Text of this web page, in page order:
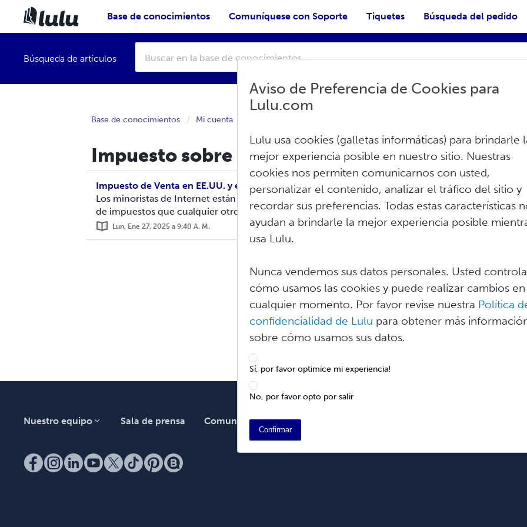
Base de conocimientos Comuníquese con Soporte Tiquetes Búsqueda del pedido
Búsqueda de artículos
Base de conocimientos Mi cuenta
Impuesto sobre las ventas/IVA
Impuesto de Venta en EE.UU. y el IVA de Lulu
Los minoristas de Internet están sujetos a los mismos requisitos de recaudación
de impuestos que cualquier otro socio. Lulu recauda los impuestos sobre las ...
Lun, Ene 27, 2025 a 9:40 A. M.
Nuestro equipo Sala de prensa Comunidad Ayuda
Aviso de Preferencia de Cookies para
Lulu.com
Lulu usa cookies (galletas informáticas) para brindarle
mejor experiencia posible en nuestro sitio. Nuestras
cookies nos permiten comunicarnos con usted,
personalizar el contenido, analizar el tráfico del sitio y
recordar sus preferencias. Todas estas características
ayudan a brindarle la mejor experiencia posible
usa Lulu.
Nunca vendemos sus datos personales. Usted controla
cómo usamos las cookies y puede realizar cambios en
cualquier momento. Por favor revise nuestra Política
confidencialidad de Lulu para obtener más
sobre cómo usamos sus datos.
Sí, por favor optimice mi experiencia!
No, por favor opto por salir
Confirmar